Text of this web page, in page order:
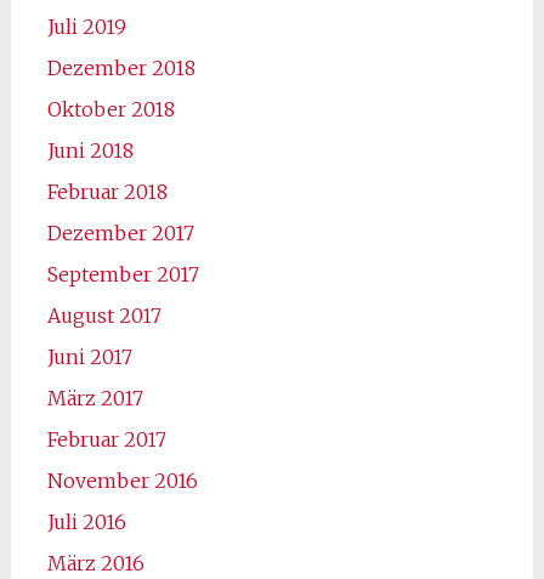
Juli 2019
Dezember 2018
Oktober 2018
Juni 2018
Februar 2018
Dezember 2017
September 2017
August 2017
Juni 2017
März 2017
Februar 2017
November 2016
Juli 2016
März 2016